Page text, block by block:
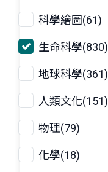
科學繪圖(61)
生命科學(830)
地球科學(361)
人類文化(151)
物理(79)
化學(18)